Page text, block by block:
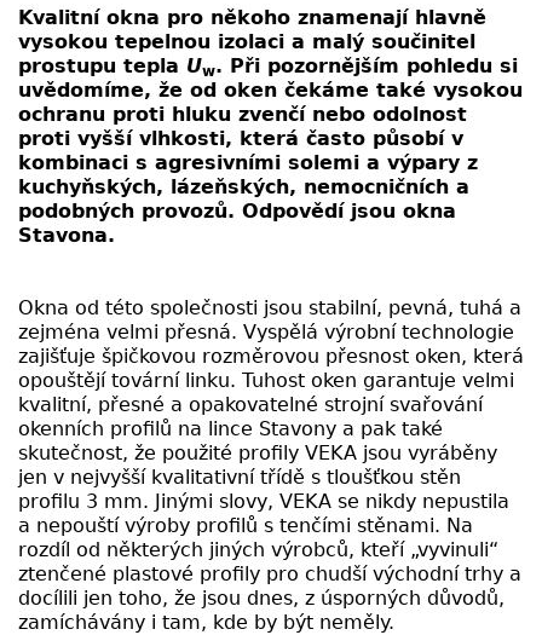
Kvalitní okna pro někoho znamenají hlavně
vysokou tepelnou izolaci a malý součinitel
prostupu tepla Uw. Při pozornějším pohledu si
uvědomíme, že od oken čekáme také vysokou
ochranu proti hluku zvenčí nebo odolnost
proti vyšší vlhkosti, která často působí v
kombinaci s agresivními solemi a výpary z
kuchyňských, lázeňských, nemocničních a
podobných provozů. Odpovědí jsou okna
Stavona.
Okna od této společnosti jsou stabilní, pevná, tuhá a
zejména velmi přesná. Vyspělá výrobní technologie
zajišťuje špičkovou rozměrovou přesnost oken, která
opouštějí tovární linku. Tuhost oken garantuje velmi
kvalitní, přesné a opakovatelné strojní svařování
okenních profilů na lince Stavony a pak také
skutečnost, že použité profily VEKA jsou vyráběny
jen v nejvyšší kvalitativní třídě s tloušťkou stěn
profilu 3 mm. Jinými slovy, VEKA se nikdy nepustila
a nepouští výroby profilů s tenčími stěnami. Na
rozdíl od některých jiných výrobců, kteří „vyvinuli“
ztenčené plastové profily pro chudší východní trhy a
docílili jen toho, že jsou dnes, z úsporných důvodů,
zamíchávány i tam, kde by být neměly.